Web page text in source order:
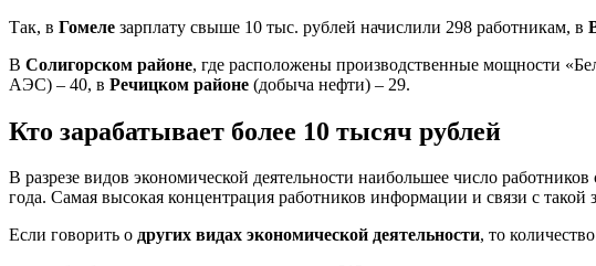
Так, в Гомеле зарплату свыше 10 тыс. рублей начислили 298 работникам, в
В Солигорском районе, где расположены производственные мощности
АЭС) – 40, в Речицком районе (добыча нефти) – 29.
Кто зарабатывает более 10 тысяч рублей
В разрезе видов экономической деятельности наибольшее число
года. Самая высокая концентрация работников информации и связи с такой
Если говорить о других видах экономической деятельности, то